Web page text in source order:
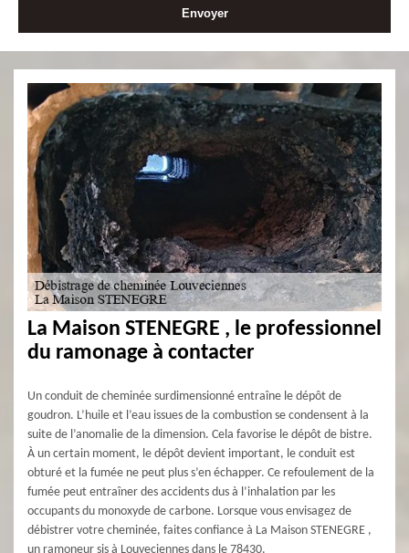
La Maison STENEGRE , le professionnel
du ramonage à contacter
Un conduit de cheminée surdimensionné entraîne le dépôt de
goudron. L’huile et l’eau issues de la combustion se condensent à la
suite de l’anomalie de la dimension. Cela favorise le dépôt de bistre.
À un certain moment, le dépôt devient important, le conduit est
obturé et la fumée ne peut plus s’en échapper. Ce refoulement de la
fumée peut entraîner des accidents dus à l’inhalation par les
occupants du monoxyde de carbone. Lorsque vous envisagez de
débistrer votre cheminée, faites confiance à La Maison STENEGRE ,
un ramoneur sis à Louveciennes dans le 78430.